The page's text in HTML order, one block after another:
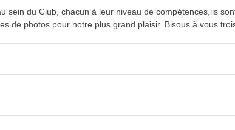
sein du Club, chacun à leur niveau de compétences,ils
de photos pour notre plus grand plaisir. Bisous à vous